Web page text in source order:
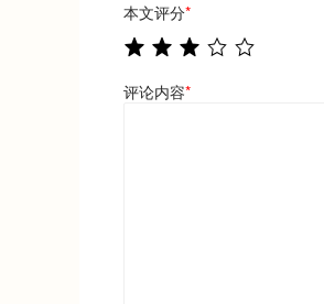
本文评分*
评论内容*